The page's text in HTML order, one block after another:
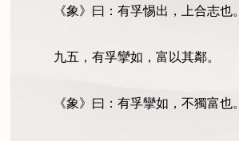
《象》曰：有孚惕出，上合志也。
九五，有孚攣如，富以其鄰。
《象》曰：有孚攣如，不獨富也。